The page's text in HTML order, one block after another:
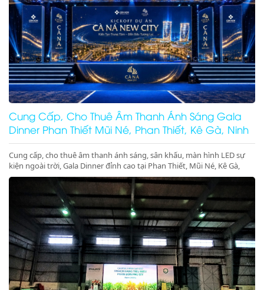
Cung Cấp, Cho Thuê Âm Thanh Ánh Sáng Gala
Dinner Phan Thiết Mũi Né, Phan Thiết, Kê Gà, Ninh
Thuận
Cung cấp, cho thuê âm thanh ánh sáng, sân khấu, màn hình LED sự
kiện ngoài trời, Gala Dinner đỉnh cao tại Phan Thiết, Mũi Né, Kê Gà,
Ninh Thuận, Ninh Chữ, Vĩnh Hy. Thiết bị hiện đại, giá cực tốt. Gọi ngay
nhận ưu đãi lớn!